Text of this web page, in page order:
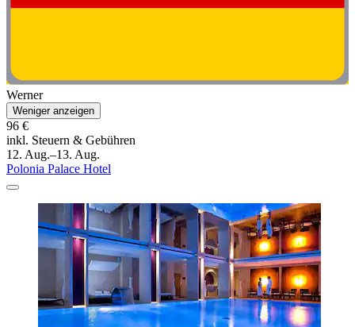
Werner
Weniger anzeigen
96 €
inkl. Steuern & Gebühren
12. Aug.–13. Aug.
Polonia Palace Hotel